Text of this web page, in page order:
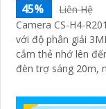
45%
Liên Hệ
Camera CS-H4-
với độ phân giải
cắm thẻ nhớ lên
đèn trợ sáng 20m,